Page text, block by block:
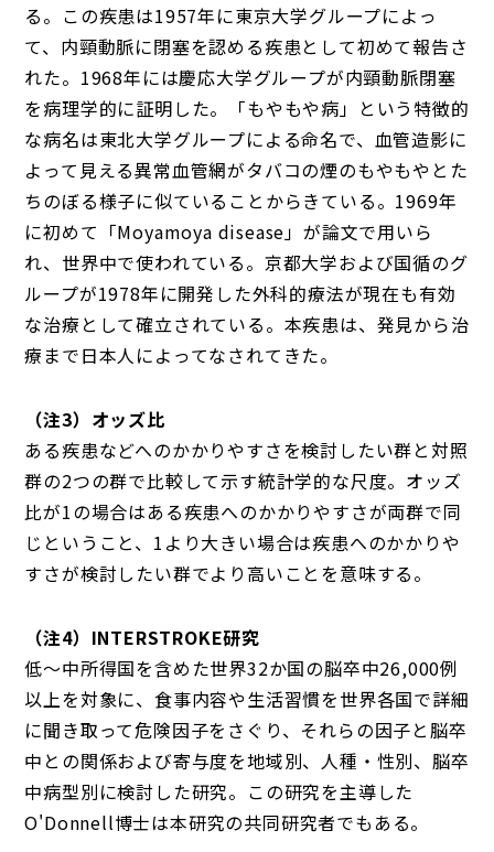
る。この疾患は1957年に東京大学グループによっ
て、内頸動脈に閉塞を認める疾患として初めて報告さ
れた。1968年には慶応大学グループが内頸動脈閉塞
を病理学的に証明した。「もやもや病」という特徴的
な病名は東北大学グループによる命名で、血管造影に
よって見える異常血管網がタバコの煙のもやもやとた
ちのぼる様子に似ていることからきている。1969年
に初めて「Moyamoya disease」が論文で用いら
れ、世界中で使われている。京都大学および国循のグ
ループが1978年に開発した外科的療法が現在も有効
な治療として確立されている。本疾患は、発見から治
療まで日本人によってなされてきた。
（注3）オッズ比
ある疾患などへのかかりやすさを検討したい群と対照
群の2つの群で比較して示す統計学的な尺度。オッズ
比が1の場合はある疾患へのかかりやすさが両群で同
じということ、1より大きい場合は疾患へのかかりや
すさが検討したい群でより高いことを意味する。
（注4）INTERSTROKE研究
低～中所得国を含めた世界32か国の脳卒中26,000例
以上を対象に、食事内容や生活習慣を世界各国で詳細
に聞き取って危険因子をさぐり、それらの因子と脳卒
中との関係および寄与度を地域別、人種・性別、脳卒
中病型別に検討した研究。この研究を主導した
O'Donnell博士は本研究の共同研究者でもある。